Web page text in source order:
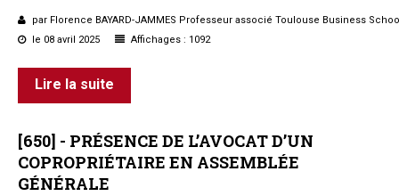
par Florence BAYARD-JAMMES Professeur associé Toulouse Business
le 08 avril 2025
Affichages : 1092
Lire la suite
[650] - PRÉSENCE DE L’AVOCATD’UN
COPROPRIÉTAIRE EN ASSEMBLÉE
GÉNÉRALE